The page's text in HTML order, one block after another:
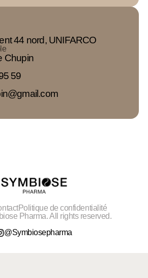
44 nord, UNIFARCO
Chupin
59
Politique de confidentialité
Pharma. All rights reserved.
@Symbiosepharma